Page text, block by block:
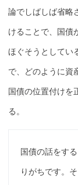
論でしばしば省略
けることで、 国債
ほぐそうとしてい
で、どのように資
国債の位置付けを
る。
国債の話をす
りがちです。